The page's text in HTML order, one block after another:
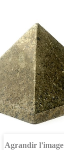
Agrandir l'image